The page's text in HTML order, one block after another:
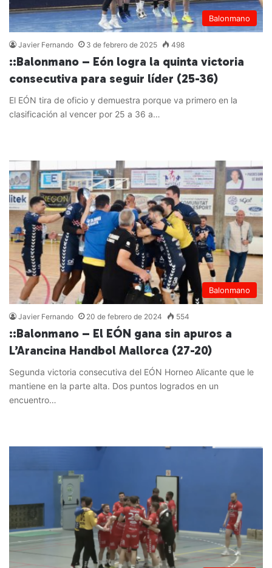
Balonmano
Javier Fernando 3 de febrero de 2025 498
::Balonmano – Eón logra la quinta victoria
consecutiva para seguir líder (25-36)
El EÓN tira de oficio y demuestra porque va primero en la
clasificación al vencer por 25 a 36 a…
Balonmano
Javier Fernando 20 de febrero de 2024 554
::Balonmano – El EÓN gana sin apuros a
L’Arancina Handbol Mallorca (27-20)
Segunda victoria consecutiva del EÓN Horneo Alicante que le
mantiene en la parte alta. Dos puntos logrados en un
encuentro…